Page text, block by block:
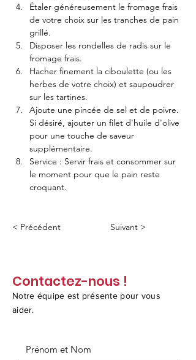
Étaler généreusement le fromage frais
de votre choix sur les tranches de pain
grillé.
Disposer les rondelles de radis sur le
fromage frais.
Hacher finement la ciboulette (ou les
herbes de votre choix) et saupoudrer
sur les tartines.
Ajoute une pincée de sel et de poivre.
Si désiré, ajouter un filet d'huile d'olive
pour une touche de saveur
supplémentaire.
Service : Servir frais et consommer sur
le moment pour que le pain reste
croquant.
< Précédent Suivant >
Contactez-nous !
Notre équipe est présente pour vous
aider.